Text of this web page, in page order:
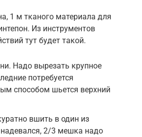
1 м тканого материала для
Из инструментов
тут будет такой.
Надо вырезать крупное
потребуется
способом шьется верхний
вшить в один из
надевался, 2/3 мешка надо